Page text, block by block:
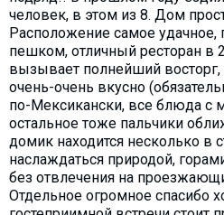
человек, в этом из 8. Дом
Расположение самое
пешком, отличный ресторан в
вызывает полнейший
очень-очень вкусно
по-Мексикански, все блюда с
остальное тоже пальчики
домик находится несколько в
наслаждаться природой,
без отвлечения на
Отдельное огромное спасибо